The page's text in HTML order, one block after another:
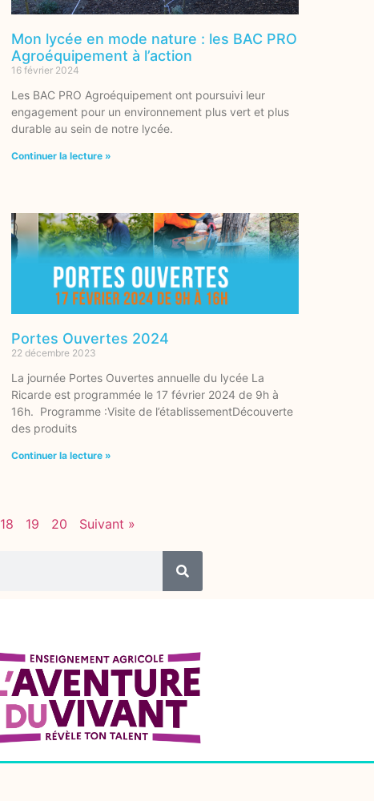
Mon lycée en mode nature : les BAC PRO
Agroéquipement à l’action
16 février 2024
Les BAC PRO Agroéquipement ont poursuivi leur
engagement pour un environnement plus vert et plus
durable au sein de notre lycée.
Continuer la lecture »
Portes Ouvertes 2024
22 décembre 2023
La journée Portes Ouvertes annuelle du lycée La
Ricarde est programmée le 17 février 2024 de 9h à
16h. Programme :Visite de l’établissementDécouverte
des produits
Continuer la lecture »
18 19 20 Suivant »